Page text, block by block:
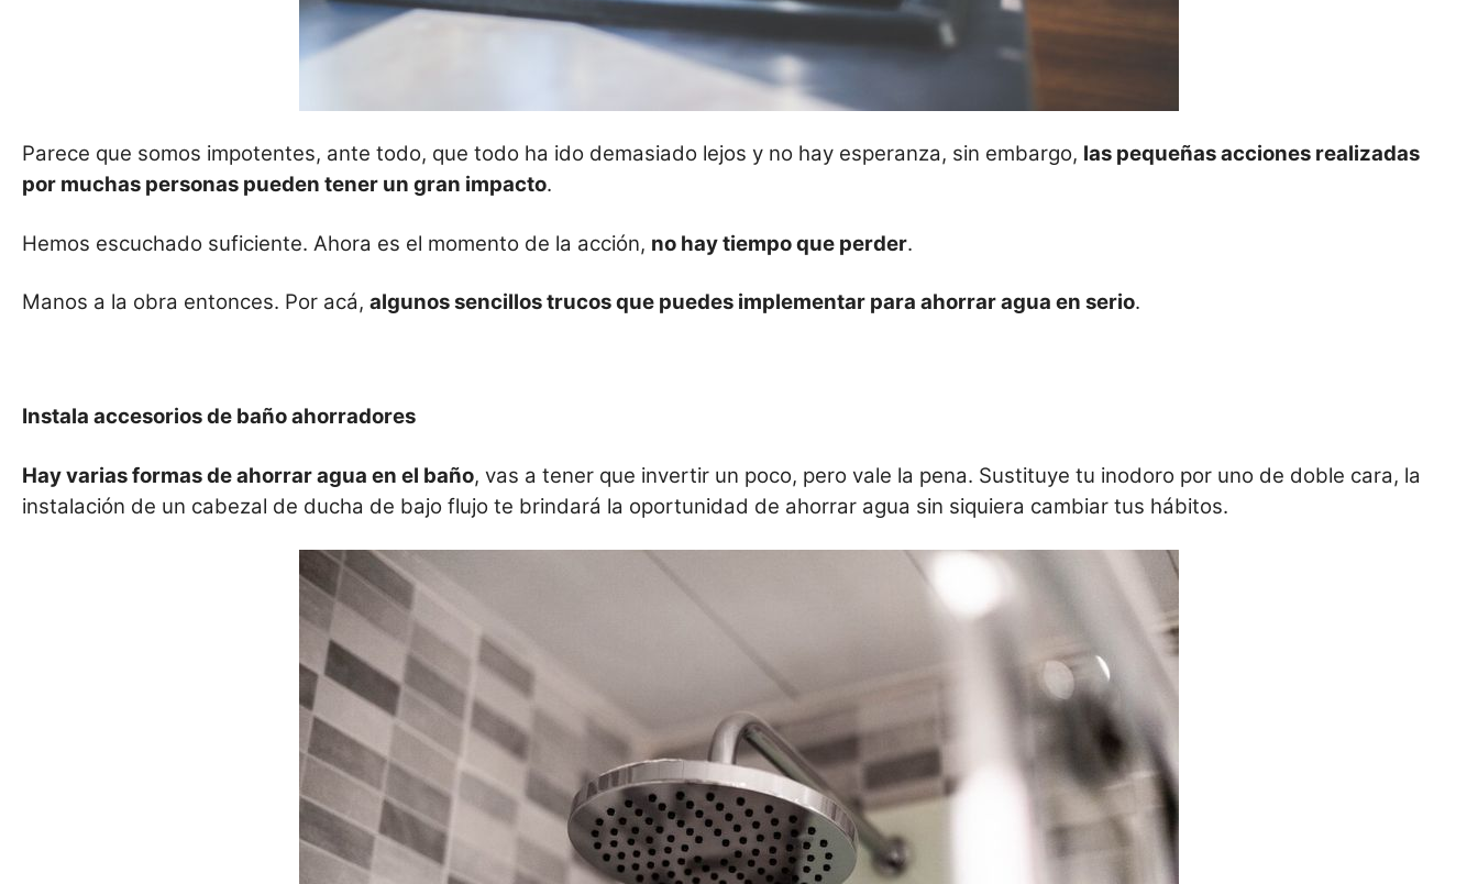
Parece que somos impotentes, ante todo, que todo ha ido demasiado lejos y no hay esperanza, sin embargo, las pequeñas acciones realizadas
por muchas personas pueden tener un gran impacto.
Hemos escuchado suficiente. Ahora es el momento de la acción, no hay tiempo que perder.
Manos a la obra entonces. Por acá, algunos sencillos trucos que puedes implementar para ahorrar agua en serio.
Instala accesorios de baño ahorradores
Hay varias formas de ahorrar agua en el baño, vas a tener que invertir un poco, pero vale la pena. Sustituye tu inodoro por uno de doble cara, la
instalación de un cabezal de ducha de bajo flujo te brindará la oportunidad de ahorrar agua sin siquiera cambiar tus hábitos.